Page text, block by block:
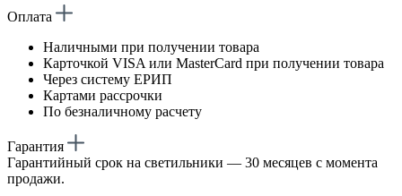
Оплата
Наличными при получении товара
Карточкой VISA или MasterCard при получении товара
Через систему ЕРИП
Картами рассрочки
По безналичному расчету
Гарантия
Гарантийный срок на светильники — 30 месяцев с момента
продажи.